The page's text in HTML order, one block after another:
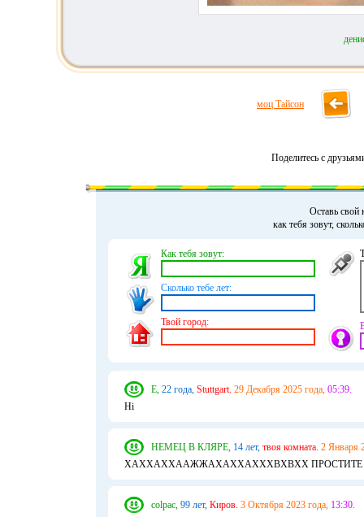
моц Тайсон
Поделитесь с
Оставь свой
как тебя зовут,
Как тебя зовут:
Сколько тебе лет:
Твой город:
E, 22 года, Stuttgart. 29 Декабря 2025 года, 05:39.
Hi
НЕМЕЦ В КЛЯРЕ, 14 лет, твоя комната. 2 Января
ХАХХАХХААЖЖАХАХХАХХХВХВХХ ПРОСТИТЕ
colpac, 99 лет, Киров. 3 Октября 2023 года, 13:30.